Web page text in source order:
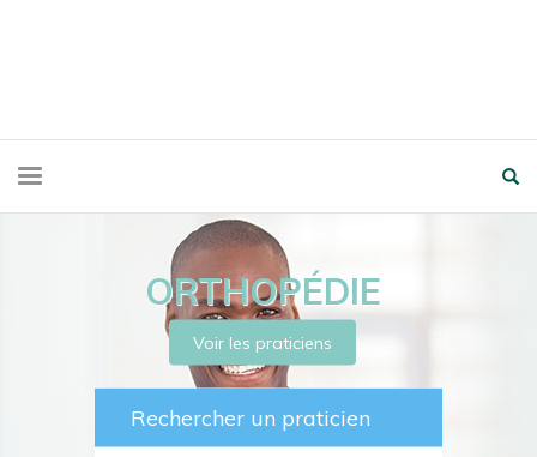
ORTHOPÉDIE
Voir les praticiens
Rechercher un praticien